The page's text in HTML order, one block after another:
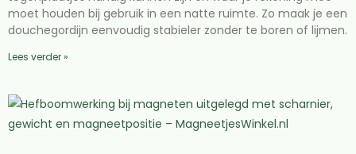
moet houden bij gebruik in een natte ruimte. Zo maak je een
douchegordijn eenvoudig stabieler zonder te boren of lijmen.
Lees verder »